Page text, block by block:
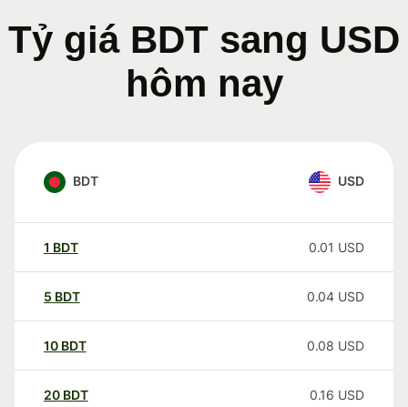
Tỷ giá BDT sang USD
hôm nay
BDT USD
1 BDT 0.01 USD
5 BDT 0.04 USD
10 BDT 0.08 USD
20 BDT 0.16 USD